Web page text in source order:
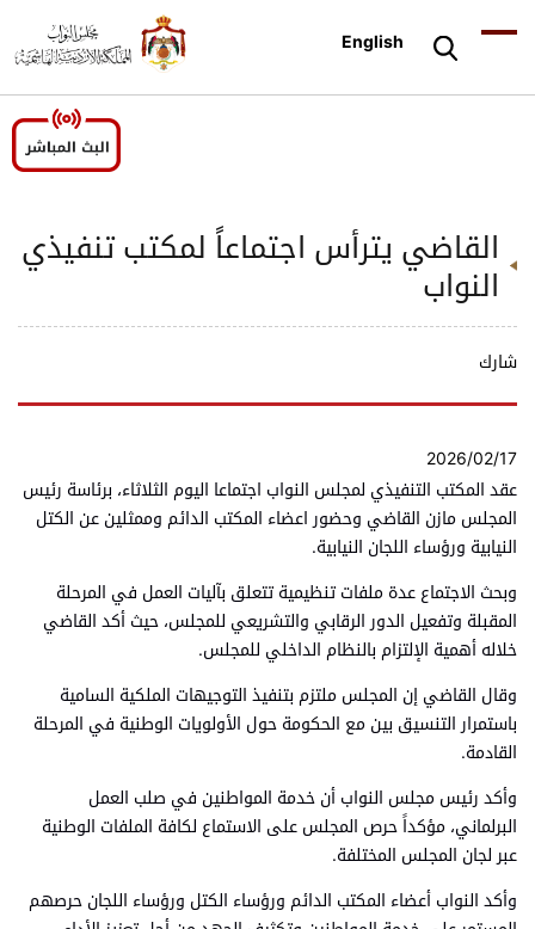
English
القاضي يترأس اجتماعاً لمكتب تنفيذي
النواب
شارك
2026/02/17
عقد المكتب التنفيذي لمجلس النواب اجتماعا اليوم الثلاثاء، برئاسة رئيس
المجلس مازن القاضي وحضور اعضاء المكتب الدائم وممثلين عن الكتل
النيابية ورؤساء اللجان النيابية.
وبحث الاجتماع عدة ملفات تنظيمية تتعلق بآليات العمل في المرحلة
المقبلة وتفعيل الدور الرقابي والتشريعي للمجلس، حيث أكد القاضي
خلاله أهمية الإلتزام بالنظام الداخلي للمجلس.
وقال القاضي إن المجلس ملتزم بتنفيذ التوجيهات الملكية السامية
باستمرار التنسيق بين مع الحكومة حول الأولويات الوطنية في المرحلة
القادمة.
وأكد رئيس مجلس النواب أن خدمة المواطنين في صلب العمل
البرلماني، مؤكداً حرص المجلس على الاستماع لكافة الملفات الوطنية
عبر لجان المجلس المختلفة.
وأكد النواب أعضاء المكتب الدائم ورؤساء الكتل ورؤساء اللجان حرصهم